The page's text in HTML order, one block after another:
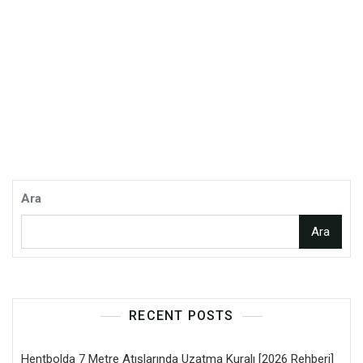
Ara
Ara
RECENT POSTS
Hentbolda 7 Metre Atışlarında Uzatma Kuralı [2026 Rehberi]